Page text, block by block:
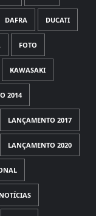
DAFRA DUCATI
FOTO
KAWASAKI
2014
LANÇAMENTO 2017
LANÇAMENTO 2020
NOTÍCIAS